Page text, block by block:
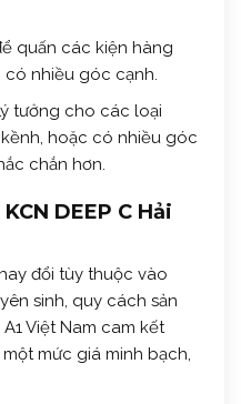
quấn các kiện hàng
nhiều góc cạnh.
tưởng cho các loại
hoặc có nhiều góc
chắn hơn.
DEEP C Hải
đổi tùy thuộc vào
sinh, quy cách sản
Việt Nam cam kết
mức giá minh bạch,